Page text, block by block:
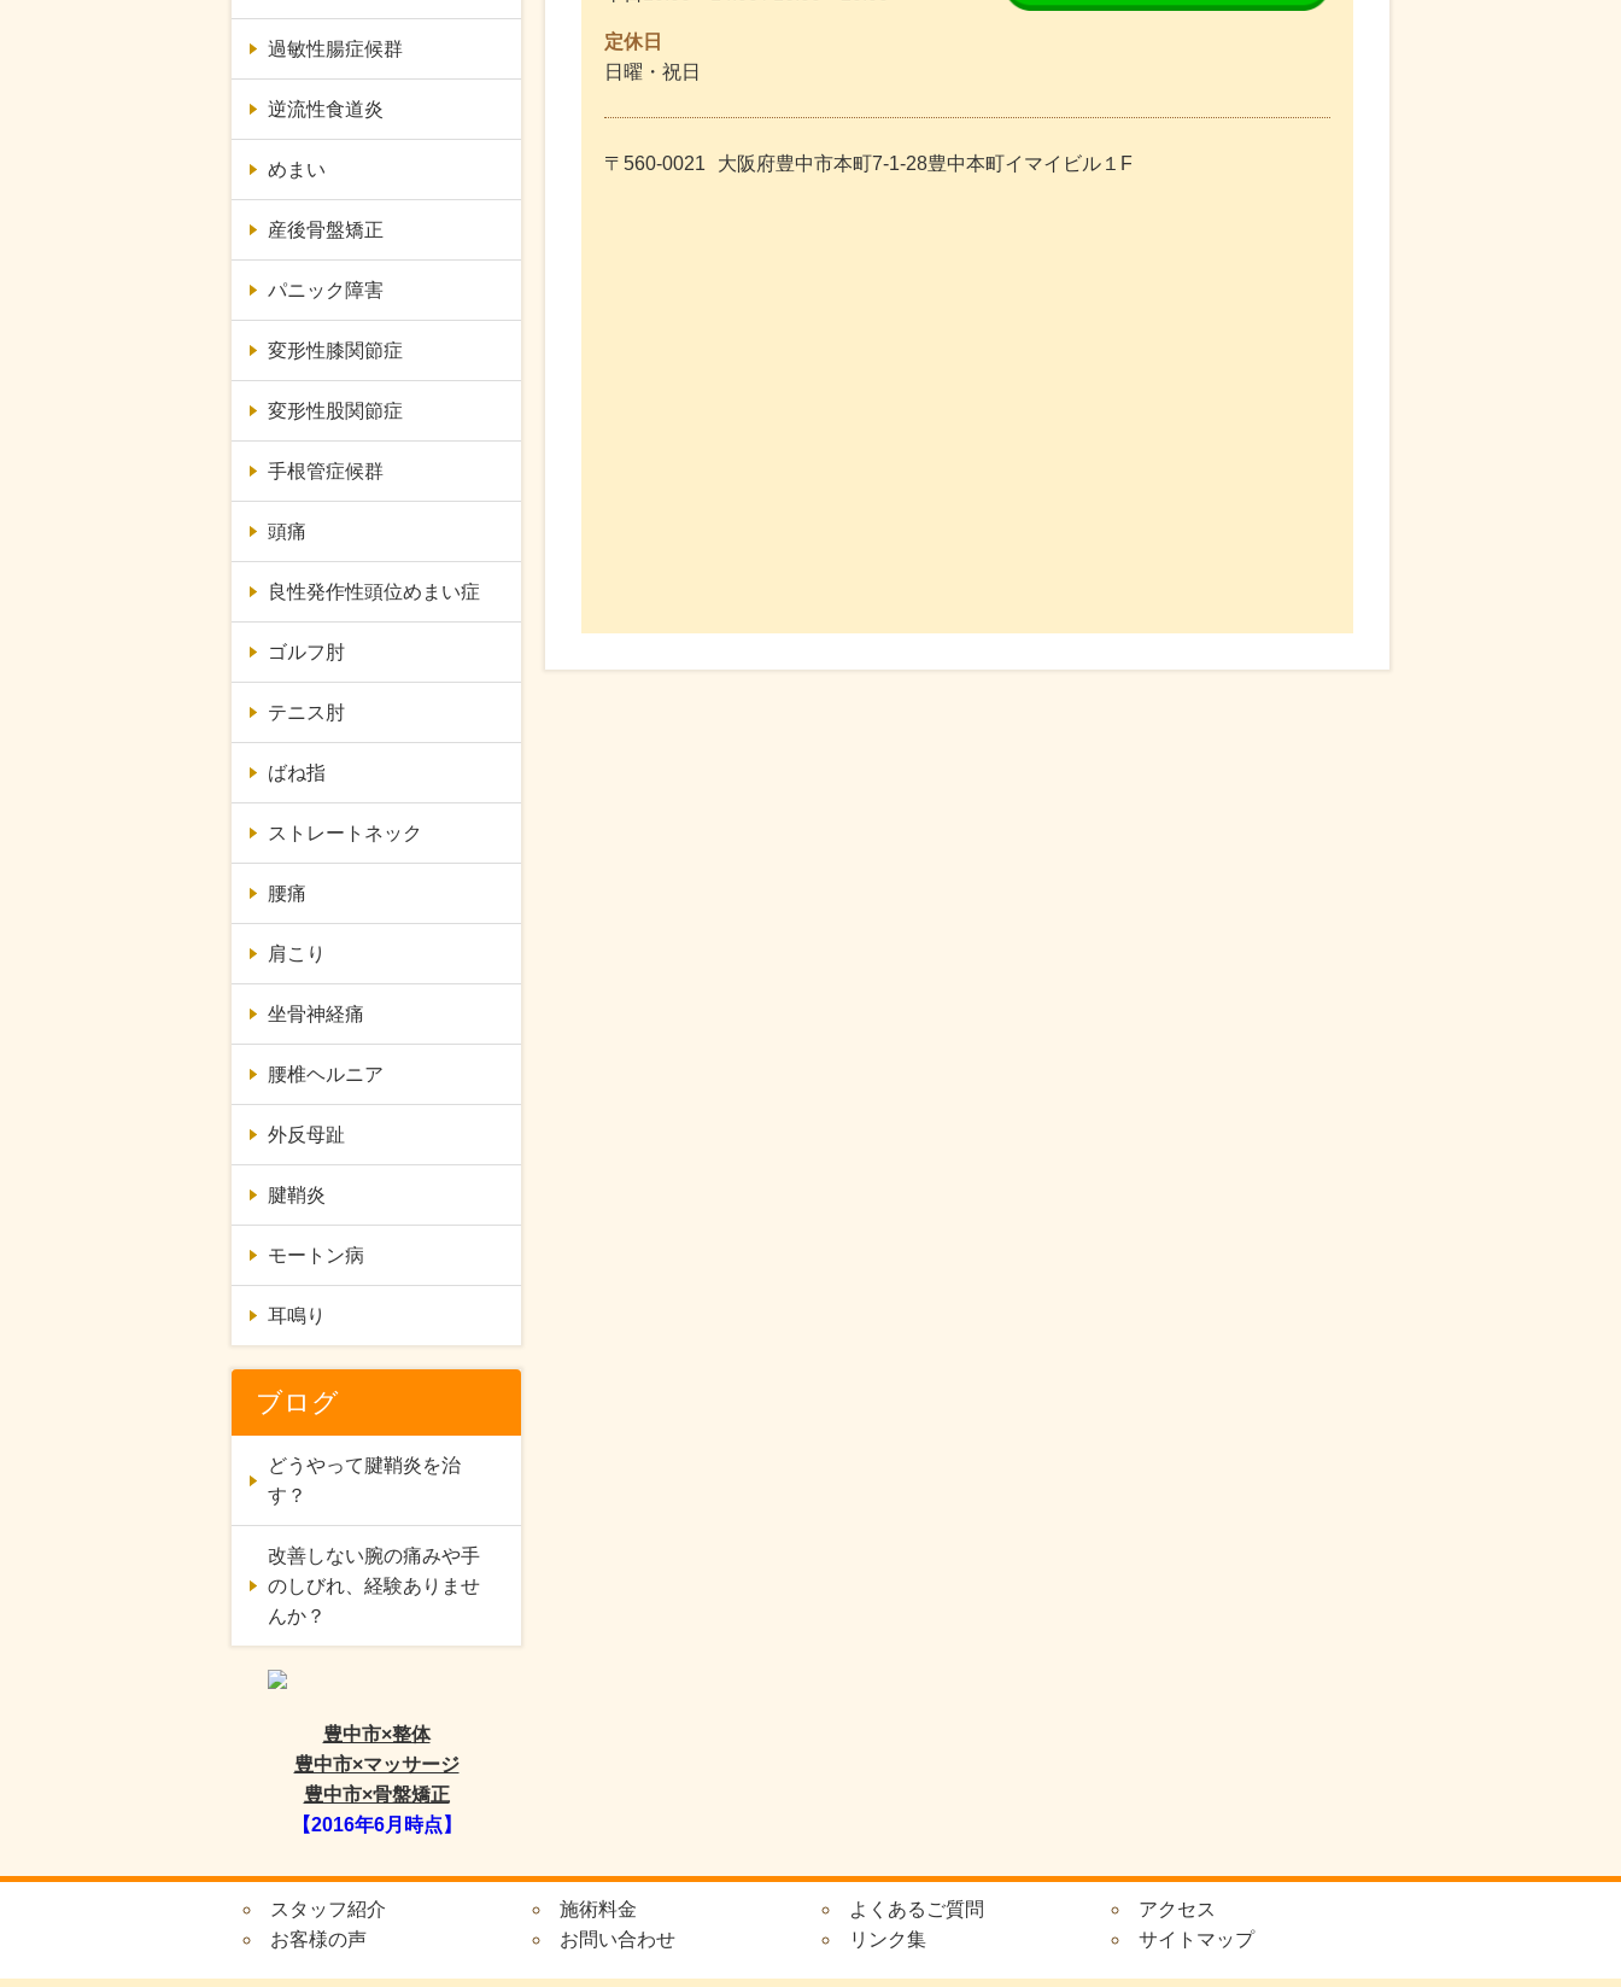
定休日
日曜・祝日
〒560-0021 大阪府豊中市本町7-1-28豊中本町イマイビル１F
過敏性腸症候群
逆流性食道炎
めまい
産後骨盤矯正
パニック障害
変形性膝関節症
変形性股関節症
手根管症候群
頭痛
良性発作性頭位めまい症
ゴルフ肘
テニス肘
ばね指
ストレートネック
腰痛
肩こり
坐骨神経痛
腰椎ヘルニア
外反母趾
腱鞘炎
モートン病
耳鳴り
ブログ
どうやって腱鞘炎を治
す？
改善しない腕の痛みや手
のしびれ、経験ありませ
んか？
豊中市×整体
豊中市×マッサージ
豊中市×骨盤矯正
【2016年6月時点】
スタッフ紹介 施術料金 よくあるご質問
アクセス
お客様の声
お問い合わせ リンク集 サイトマップ